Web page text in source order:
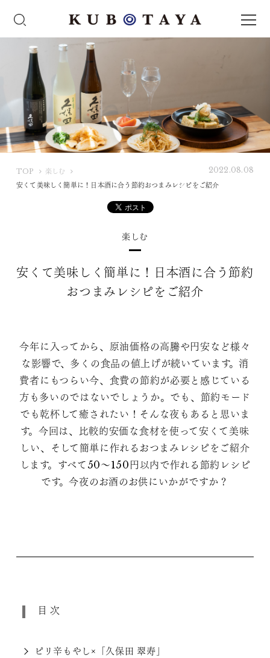
TOP
U
楽しむ
安くて美味しく簡単に！日本酒に合う節約おつまみレシピをご紹介
2022.08.08
楽しむ
安くて美味しく簡単に！日本酒に合う節約
おつまみレシピをご紹介
今年に入ってから、原油価格の高騰や円安など様々
な影響で、多くの食品の値上げが続いています。消
費者にもつらい今、食費の節約が必要と感じている
方も多いのではないでしょうか。でも、節約モード
でも乾杯して癒されたい！そんな夜もあると思いま
す。今回は、比較的安価な食材を使って安くて美味
しい、そして簡単に作れるおつまみレシピをご紹介
します。すべて50〜150円以内で作れる節約レシピ
です。今夜のお酒のお供にいかがですか？
目次
ピリ辛もやし×「久保田 翠寿」